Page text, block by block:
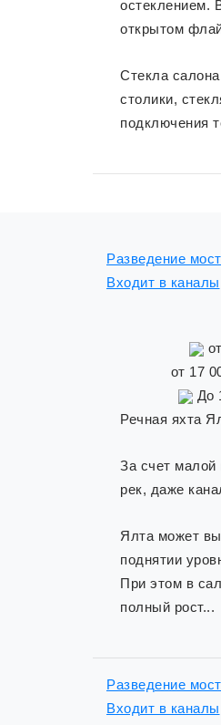
остеклением.
открытом
Стекла
столики,
подключения
Разведение
Входит в каналы
от
от 17
До
Речная яхта
За счет малой
рек, даже
Ялта может
поднятии
При этом в
полный рост...
Разведение
Входит в каналы